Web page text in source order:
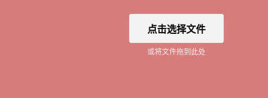
点击选择文件
或将文件拖到此处